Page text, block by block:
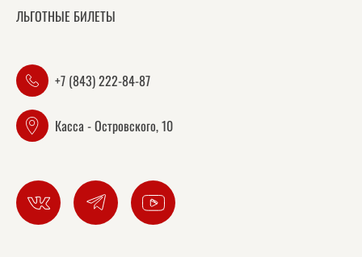
ЛЬГОТНЫЕ БИЛЕТЫ
+7 (843) 222-84-87
Касса - Островского, 10